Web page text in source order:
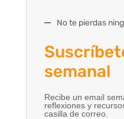
No te pierdas
semanal
Recibe un email
reflexiones y
casilla de correo.